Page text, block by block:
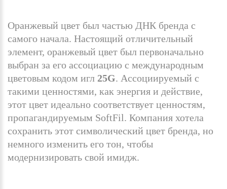
Оранжевый цвет был частью ДНК бренда с
самого начала. Настоящий отличительный
элемент, оранжевый цвет был первоначально
выбран за его ассоциацию с международным
цветовым кодом игл 25G. Ассоциируемый с
такими ценностями, как энергия и действие,
этот цвет идеально соответствует ценностям,
пропагандируемым SoftFil. Компания хотела
сохранить этот символический цвет бренда, но
немного изменить его тон, чтобы
модернизировать свой имидж.